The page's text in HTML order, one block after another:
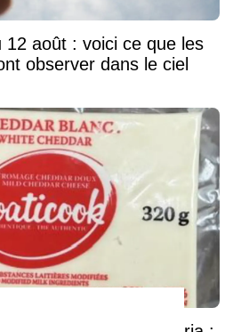
12 août : voici ce que les
observer dans le ciel